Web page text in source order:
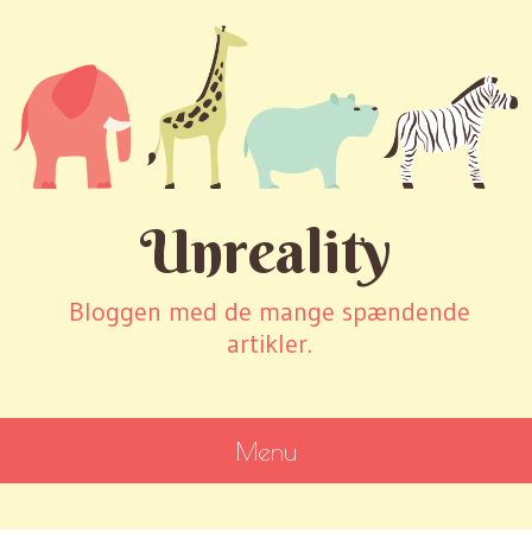
Unreality
Bloggen med de mange spændende
artikler.
Menu